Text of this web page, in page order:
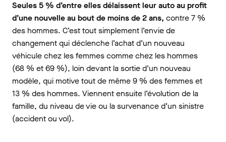
Seules 5 % d’entre elles délaissent leur auto au profit
d’une nouvelle au bout de moins de 2 ans, contre 7 %
des hommes. C’est tout simplement l’envie de
changement qui déclenche l’achat d’un nouveau
véhicule chez les femmes comme chez les hommes
(68 % et 69 %), loin devant la sortie d’un nouveau
modèle, qui motive tout de même 9 % des femmes et
13 % des hommes. Viennent ensuite l’évolution de la
famille, du niveau de vie ou la survenance d’un sinistre
(accident ou vol).